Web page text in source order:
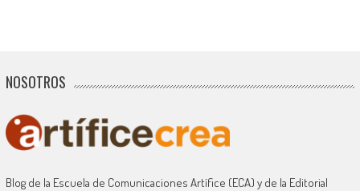
NOSOTROS
Blog de la Escuela de Comunicaciones Artífice (ECA) y de la Editorial